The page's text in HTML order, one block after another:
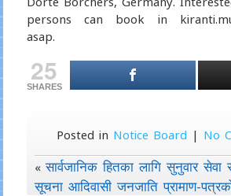
persons can book in
asap.
25
SHARES
Posted in Notice Board | No
«सार्वजानिक हितका लागि सुनुवार सेवा
सूचना आदिवासी जनजाति प्रामाण-